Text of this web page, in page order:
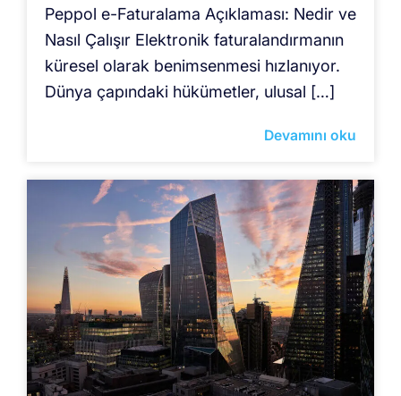
Peppol e-Faturalama Açıklaması: Nedir ve
Nasıl Çalışır Elektronik faturalandırmanın
küresel olarak benimsenmesi hızlanıyor.
Dünya çapındaki hükümetler, ulusal […]
Devamını oku